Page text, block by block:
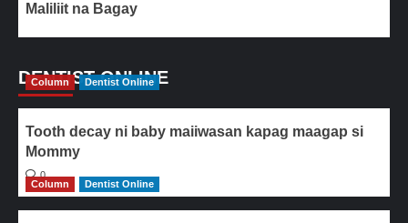
Maliliit na Bagay
DENTIST ONLINE
Column Dentist Online
Tooth decay ni baby maiiwasan kapag maagap si
Mommy
0
Column
Dentist Online